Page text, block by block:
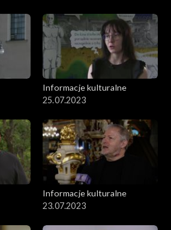
Informacje kulturalne
25.07.2023
Informacje kulturalne
23.07.2023